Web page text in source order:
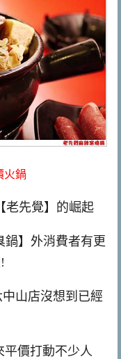
火鍋
老先覺】的崛起
】外消費者有更
山店沒想到已經
價打動不少人